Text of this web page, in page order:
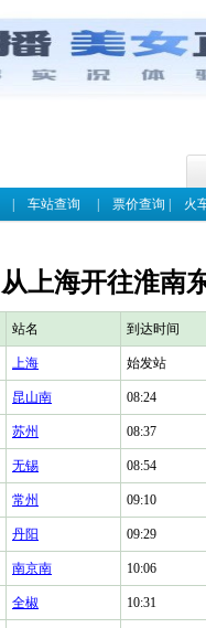
车站查询 票价查询 火
从上海开往淮南
站名 到达时间
上海 始发站
昆山南 08:24
苏州 08:37
无锡 08:54
常州 09:10
丹阳 09:29
南京南 10:06
全椒 10:31